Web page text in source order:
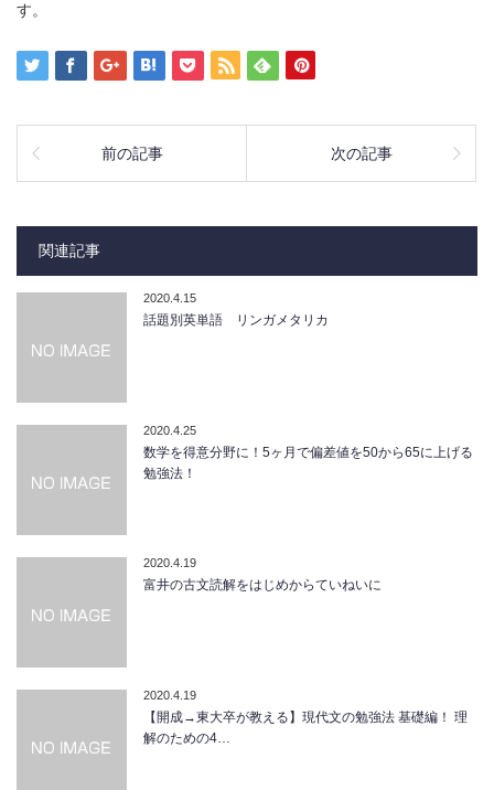
す。
前の記事 次の記事
関連記事
2020.4.15
話題別英単語 リンガメタリカ
2020.4.25
数学を得意分野に！5ヶ月で偏差値を50から65に上げる
勉強法！
2020.4.19
富井の古文読解をはじめからていねいに
2020.4.19
【開成→東大卒が教える】現代文の勉強法 基礎編！ 理
解のための4…